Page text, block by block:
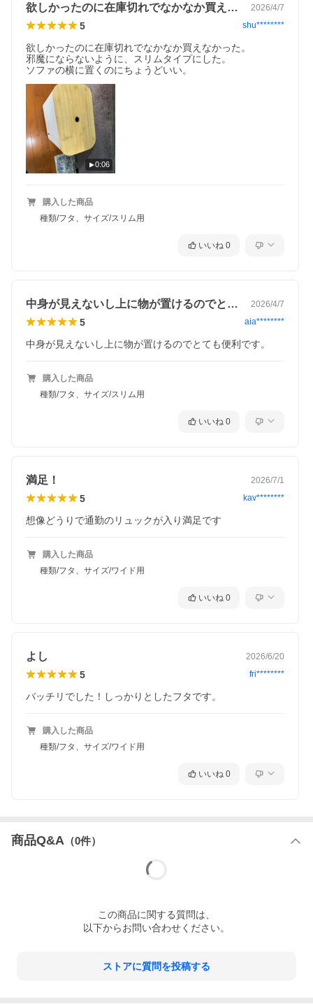
お客様からのお声におこたえし、キャスター付き収納「スリムタ
イプ」のフタが誕生。ワイドタイプと同じように、目隠しとして
もサイドテーブルとしてもお使いいただけます。
ごちゃつく荷物を隠してすっきり
荷物や書類など一時的に目隠ししたい時などにも◎。ごちゃつき
欲しかったのに在庫切れでなかなか買えな… 2026/4/7
5 shu********
欲しかったのに在庫切れでなかなか買えなかった。
邪魔にならないように、スリムタイプにした。
ソファの横に置くのにちょうどいい。
0:06
購入した商品
種類/フタ、サイズ/スリム用
いいね 0
中身が見えないし上に物が置けるのでとて… 2026/4/7
5 aia********
中身が見えないし上に物が置けるのでとても便利です。
購入した商品
種類/フタ、サイズ/スリム用
いいね 0
満足！ 2026/7/1
5 kav********
想像どうりで通勤のリュックが入り満足です
購入した商品
種類/フタ、サイズ/ワイド用
いいね 0
よし 2026/6/20
5 fri********
バッチリでした！しっかりとしたフタです。
購入した商品
種類/フタ、サイズ/ワイド用
いいね 0
商品Q&A （0件）
この商品に関する質問は、
以下からお問い合わせください。
ストアに質問を投稿する